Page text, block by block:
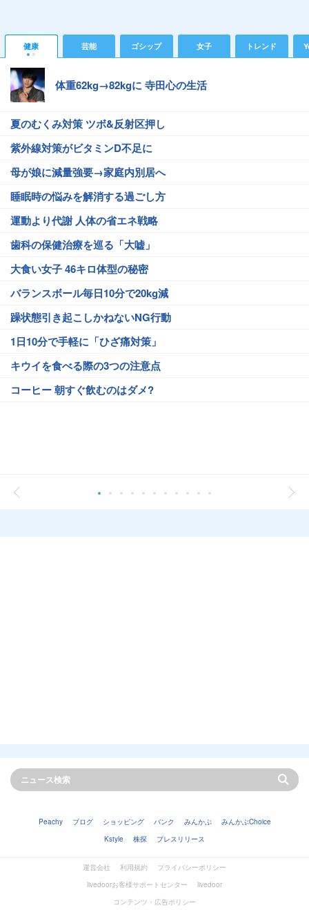
健康 芸能 ゴシップ 女子 トレンド
体重62kg→82kgに 寺田心の生活
夏のむくみ対策 ツボ&反射区押し
紫外線対策がビタミンD不足に
母が娘に減量強要→家庭内別居へ
睡眠時の悩みを解消する過ごし方
運動より代謝 人体の省エネ戦略
歯科の保健治療を巡る「大嘘」
大食い女子 46キロ体型の秘密
バランスボール毎日10分で20kg減
躁状態引き起こしかねないNG行動
1日10分で手軽に「ひざ痛対策」
キウイを食べる際の3つの注意点
コーヒー 朝すぐ飲むのはダメ?
Peachy ブログ ショッピング バンク みんかぶ
みんかぶChoice
Kstyle
株探 プレスリリース
運営会社 利用規約
プライバシーポリシー
livedoorお客様サポートセンター
livedoor
コンテンツ・広告ポリシー